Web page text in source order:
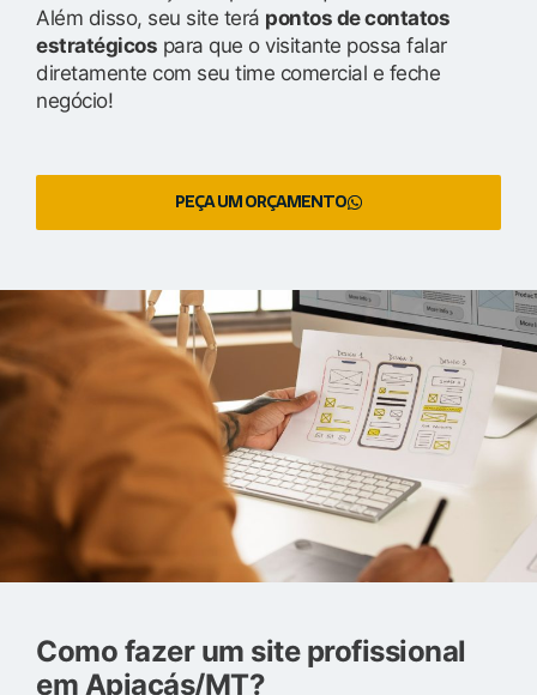
Além disso, seu site terá pontos de contatos
estratégicos para que o visitante possa falar
diretamente com seu time comercial e feche
negócio!
PEÇA UM ORÇAMENTO
Como fazer um site profissional
em Apiacás/MT?